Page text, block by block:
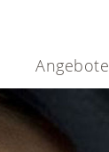
Angebote